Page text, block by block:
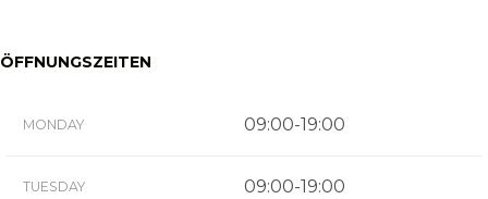
ÖFFNUNGSZEITEN
MONDAY 09:00-19:00
TUESDAY 09:00-19:00